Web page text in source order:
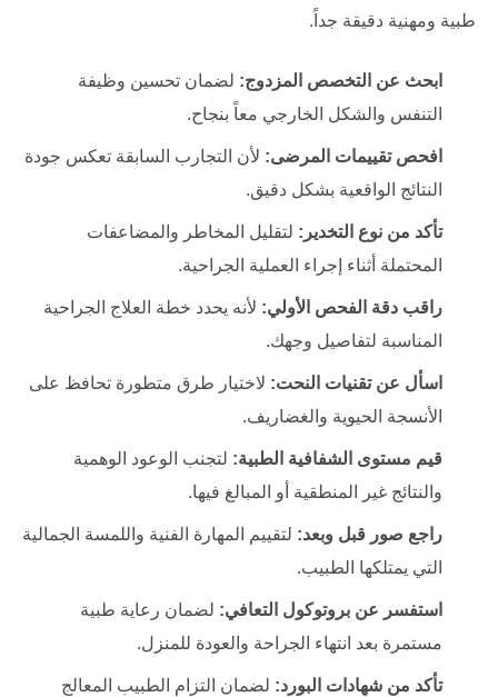
طبية ومهنية دقيقة جداً.
ابحث عن التخصص المزدوج: لضمان تحسين وظيفة
التنفس والشكل الخارجي معاً بنجاح.
افحص تقييمات المرضى: لأن التجارب السابقة تعكس جودة
النتائج الواقعية بشكل دقيق.
تأكد من نوع التخدير: لتقليل المخاطر والمضاعفات
المحتملة أثناء إجراء العملية الجراحية.
راقب دقة الفحص الأولي: لأنه يحدد خطة العلاج الجراحية
المناسبة لتفاصيل وجهك.
اسأل عن تقنيات النحت: لاختيار طرق متطورة تحافظ على
الأنسجة الحيوية والغضاريف.
قيم مستوى الشفافية الطبية: لتجنب الوعود الوهمية
والنتائج غير المنطقية أو المبالغ فيها.
راجع صور قبل وبعد: لتقييم المهارة الفنية واللمسة الجمالية
التي يمتلكها الطبيب.
استفسر عن بروتوكول التعافي: لضمان رعاية طبية
مستمرة بعد انتهاء الجراحة والعودة للمنزل.
تأكد من شهادات البورد: لضمان التزام الطبيب المعالج